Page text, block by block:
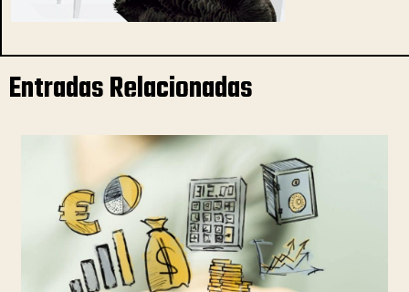
Entradas Relacionadas